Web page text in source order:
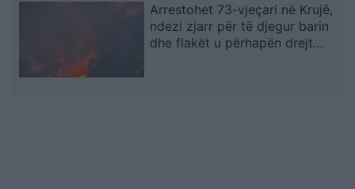
Arrestohet 73-vjeçari në Krujë,
ndezi zjarr për të djegur barin
dhe flakët u përhapën drejt